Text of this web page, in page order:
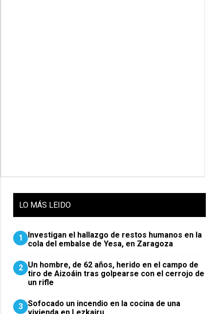
LO MÁS LEIDO
1
Investigan el hallazgo de restos humanos en la
cola del embalse de Yesa, en Zaragoza
2 Un hombre, de 62 años, herido en el campo de
tiro de Aizoáin tras golpearse con el cerrojo de
un rifle
3 Sofocado un incendio en la cocina de una
vivienda en Lezkairu